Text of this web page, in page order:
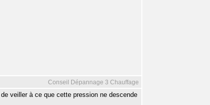
Conseil Dépannage 3 Chauffage
veiller à ce que cette pression ne descende